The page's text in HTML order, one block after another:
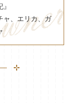
ャ、エリカ、ガ